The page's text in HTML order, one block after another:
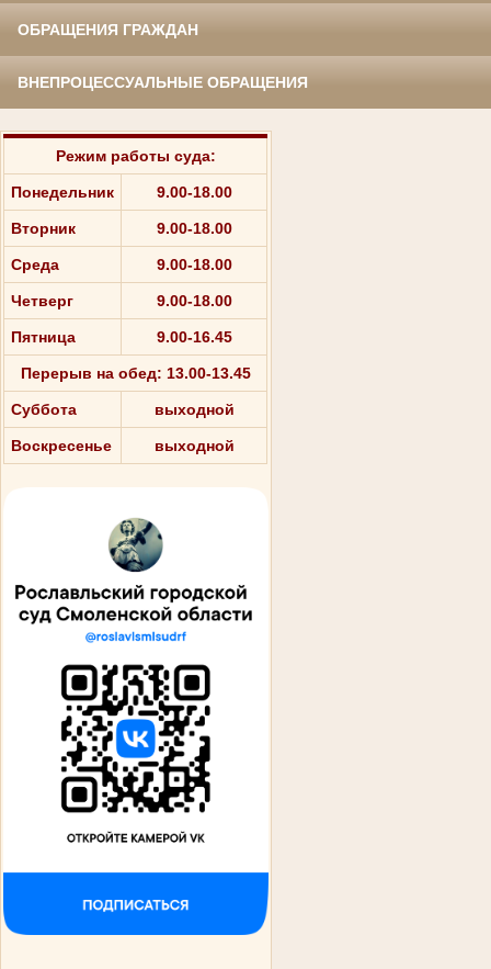
ОБРАЩЕНИЯ ГРАЖДАН
ВНЕПРОЦЕССУАЛЬНЫЕ ОБРАЩЕНИЯ
Режим работы суда:
Понедельник 9.00-18.00
Вторник 9.00-18.00
Среда 9.00-18.00
Четверг 9.00-18.00
Пятница 9.00-16.45
Перерыв на обед: 13.00-13.45
Суббота выходной
Воскресенье выходной